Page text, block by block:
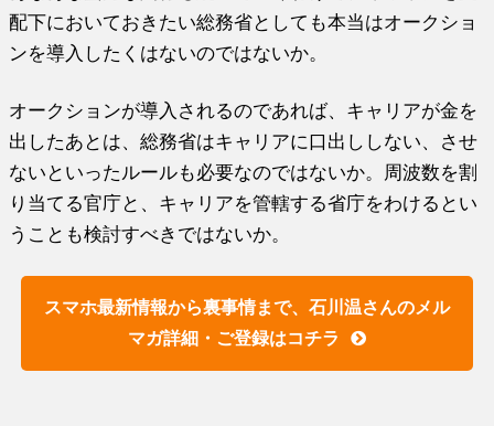
配下においておきたい総務省としても本当はオークショ
ンを導入したくはないのではないか。
オークションが導入されるのであれば、キャリアが金を
出したあとは、総務省はキャリアに口出ししない、させ
ないといったルールも必要なのではないか。周波数を割
り当てる官庁と、キャリアを管轄する省庁をわけるとい
うことも検討すべきではないか。
スマホ最新情報から裏事情まで、石川温さんのメル
マガ詳細・ご登録はコチラ